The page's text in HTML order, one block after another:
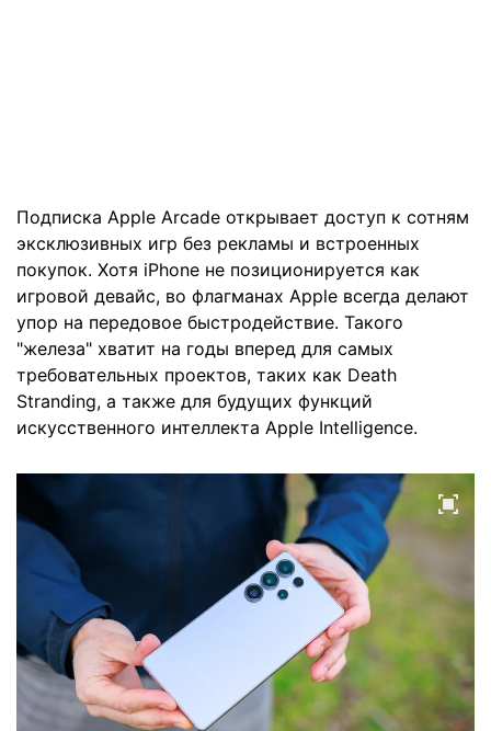
Подписка Apple Arcade открывает доступ к сотням
эксклюзивных игр без рекламы и встроенных
покупок. Хотя iPhone не позиционируется как
игровой девайс, во флагманах Apple всегда делают
упор на передовое быстродействие. Такого
"железа" хватит на годы вперед для самых
требовательных проектов, таких как Death
Stranding, а также для будущих функций
искусственного интеллекта Apple Intelligence.